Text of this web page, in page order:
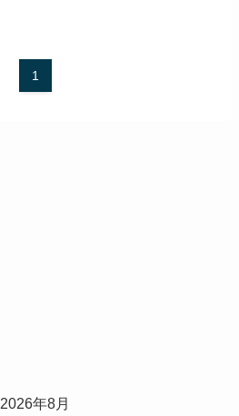
1
2026年8月